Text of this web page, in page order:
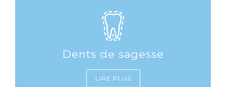
Dents de sagesse
LIRE PLUS